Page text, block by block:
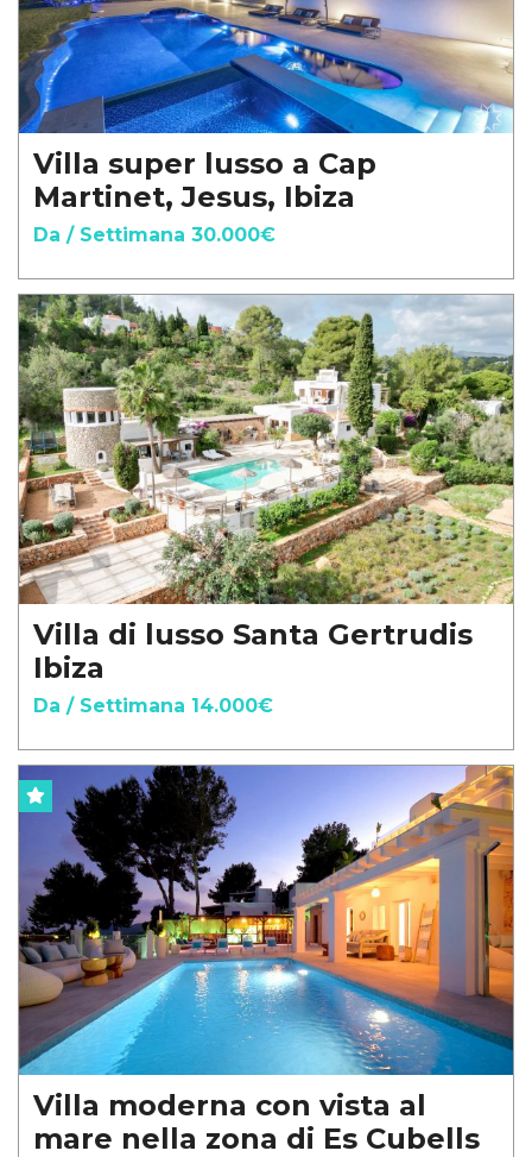
Villa super lusso a Cap
Martinet, Jesus, Ibiza
Da / Settimana 30.000€
Villa di lusso Santa Gertrudis
Ibiza
Da / Settimana 14.000€
Villa moderna con vista al
mare nella zona di Es Cubells